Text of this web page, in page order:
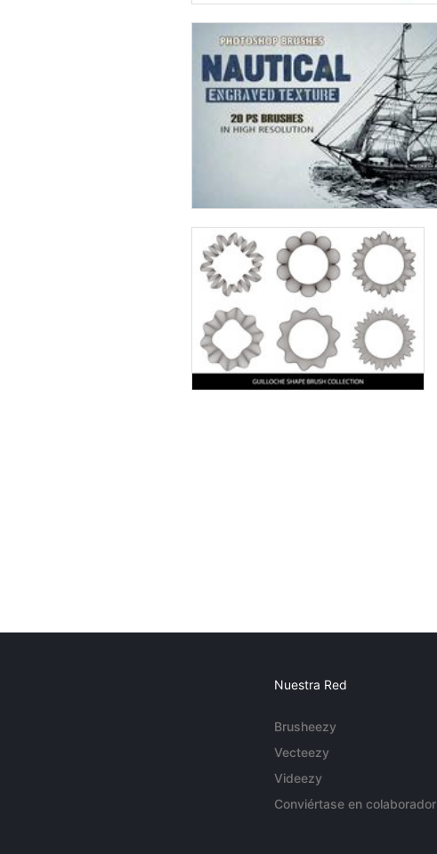
Nuestra Red
Brusheezy
Vecteezy
Videezy
Conviértase en colaborador